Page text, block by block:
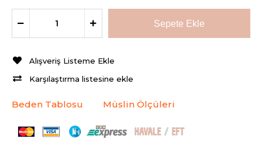
Alışveriş Listeme Ekle
Karşılaştırma listesine ekle
Beden Tablosu Müslin Ölçüleri